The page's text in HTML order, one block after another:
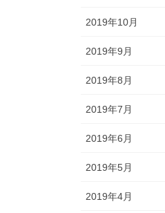
2019年10月
2019年9月
2019年8月
2019年7月
2019年6月
2019年5月
2019年4月